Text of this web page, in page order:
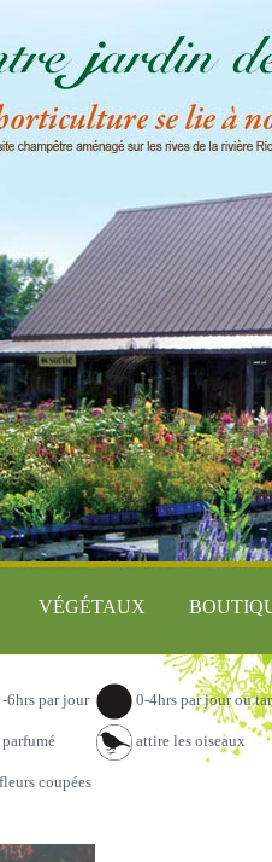
VÉGÉTAUX
-6hrs par jour 0-4hrs par jour ou
parfumé attire les oiseaux
fleurs coupées